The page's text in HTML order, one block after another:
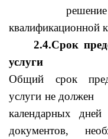
решение об
квалификационной
2.4.Срок
услуги
Общий срок
услуги не
календарных
документов,